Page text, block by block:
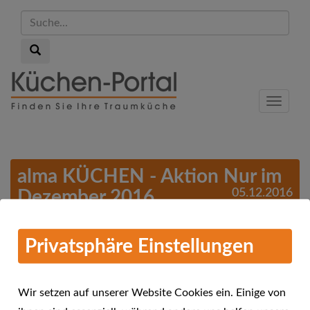
Suche...
Skip
to
main
Menu
alma KÜCHEN - Aktion Nur im
Dezember 2016
05.12.2016
Privatsphäre Einstellungen
Wir setzen auf unserer Website Cookies ein. Einige von